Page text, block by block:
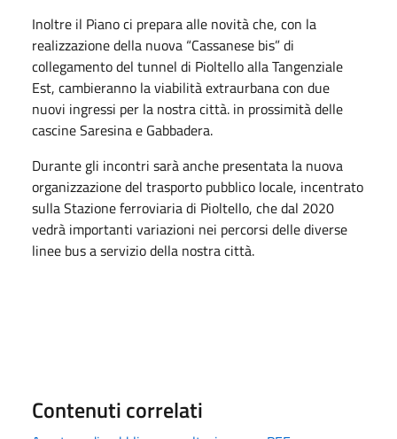
Inoltre il Piano ci prepara alle novità che, con la
realizzazione della nuova “Cassanese bis” di
collegamento del tunnel di Pioltello alla Tangenziale
Est, cambieranno la viabilità extraurbana con due
nuovi ingressi per la nostra città. in prossimità delle
cascine Saresina e Gabbadera.
Durante gli incontri sarà anche presentata la nuova
organizzazione del trasporto pubblico locale, incentrato
sulla Stazione ferroviaria di Pioltello, che dal 2020
vedrà importanti variazioni nei percorsi delle diverse
linee bus a servizio della nostra città.
Contenuti correlati